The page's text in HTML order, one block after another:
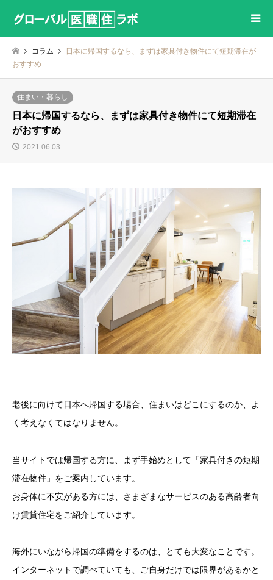
コラム
日本に帰国するなら、まずは家具付き物件にて短期滞在が
おすすめ
住まい・暮らし
日本に帰国するなら、まずは家具付き物件にて短期滞在
がおすすめ
2021.06.03
老後に向けて日本へ帰国する場合、住まいはどこにするのか、よ
く考えなくてはなりません。
当サイトでは帰国する方に、まず手始めとして「家具付きの短期
滞在物件」をご案内しています。
お身体に不安がある方には、さまざまなサービスのある高齢者向
け賃貸住宅をご紹介しています。
海外にいながら帰国の準備をするのは、とても大変なことです。
インターネットで調べていても、ご自身だけでは限界があるかと